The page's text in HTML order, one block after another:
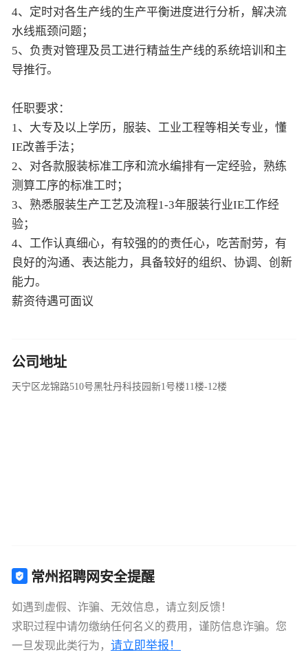
4、定时对各生产线的生产平衡进度进行分析，解决流
水线瓶颈问题；
5、负责对管理及员工进行精益生产线的系统培训和主
导推行。
任职要求：
1、大专及以上学历，服装、工业工程等相关专业，懂
IE改善手法；
2、对各款服装标准工序和流水编排有一定经验，熟练
测算工序的标准工时；
3、熟悉服装生产工艺及流程1-3年服装行业IE工作经
验；
4、工作认真细心，有较强的的责任心，吃苦耐劳，有
良好的沟通、表达能力，具备较好的组织、协调、创新
能力。
薪资待遇可面议
公司地址
天宁区龙锦路510号黑牡丹科技园新1号楼11楼-12楼
常州招聘网安全提醒
如遇到虚假、诈骗、无效信息，请立刻反馈！
求职过程中请勿缴纳任何名义的费用，谨防信息诈骗。您
一旦发现此类行为， 请立即举报！